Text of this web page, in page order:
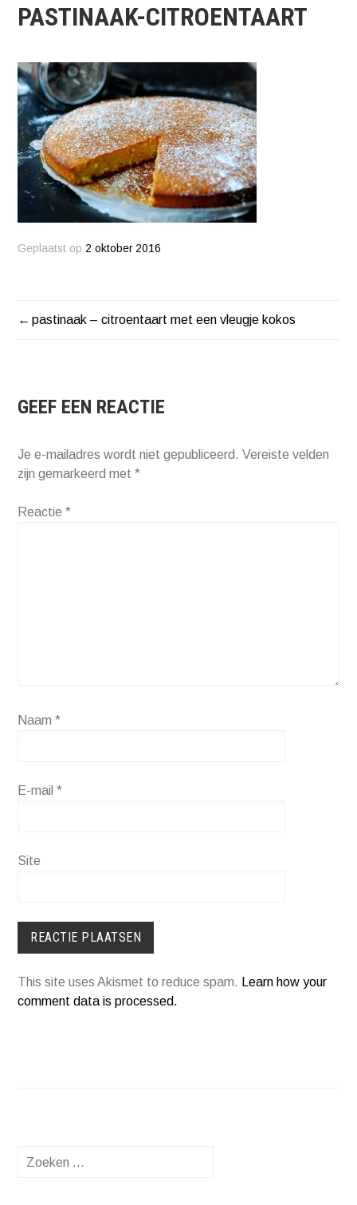
PASTINAAK-CITROENTAART
Geplaatst op 2 oktober 2016
BERICHT
pastinaak – citroentaart met een vleugje kokos
GEEF EEN REACTIE
Je e-mailadres wordt niet gepubliceerd. Vereiste velden
zijn gemarkeerd met*
Reactie*
Naam*
E-mail*
Site
This site uses Akismet to reduce spam. Learn how your
comment data is processed.
Zoeken